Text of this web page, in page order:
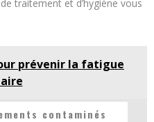
traitement et d’hygiène vous
prévenir la fatigue
contaminés